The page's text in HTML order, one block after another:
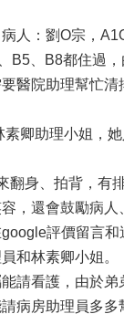
人：劉O宗，
B5、B8都住過，
醫院助理幫忙清
卿助理小姐，她
翻身、拍背，有
，還會鼓勵病人
評價留言和
和林素卿小姐。
請看護，由於弟
病房助理員多多